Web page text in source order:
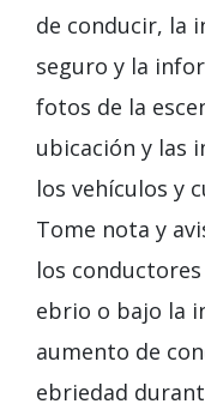
de conducir, la
seguro y la
fotos de la
ubicación y las
los vehículos y
Tome nota y
los
ebrio o bajo la
aumento de
ebriedad